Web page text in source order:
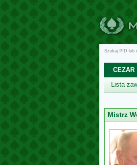
Szukaj PID lub
CEZAR
Lista
Mistrz